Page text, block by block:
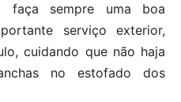
faça sempre uma boa
serviço exterior,
cuidando que não haja
no estofado dos